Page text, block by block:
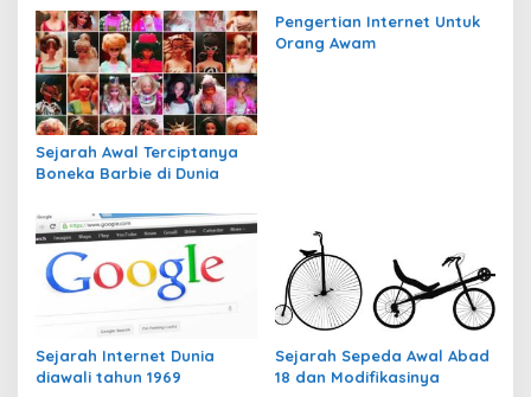
Sejarah Awal Terciptanya
Boneka Barbie di Dunia
Pengertian Internet Untuk
Orang Awam
Sejarah Internet Dunia
diawali tahun 1969
Sejarah Sepeda Awal Abad
18 dan Modifikasinya